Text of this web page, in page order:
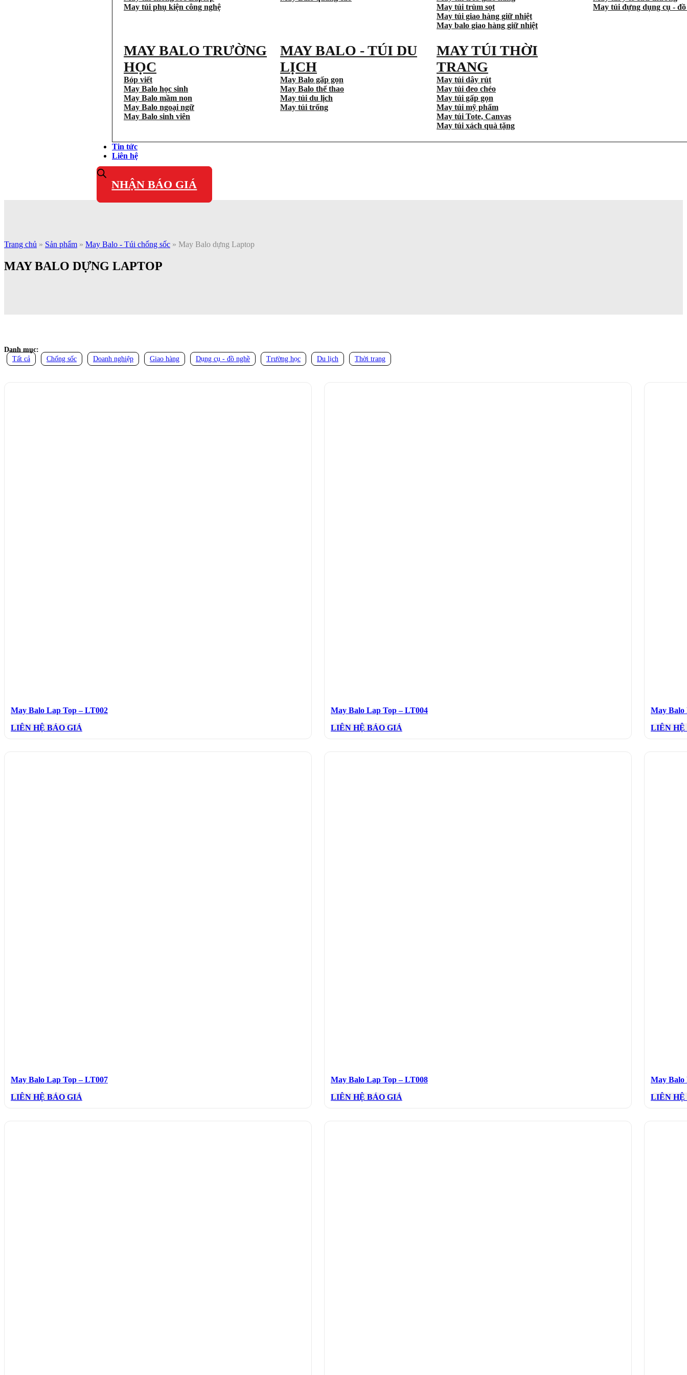
May túi phụ kiện công nghệ
May túi trùm sọt
May túi giao hàng giữ nhiệt
May balo giao hàng giữ nhiệt
May túi đựng dụng cụ - đồ
MAY BALO TRƯỜNG
HỌC
Bóp viết
May Balo học sinh
May Balo mầm non
May Balo ngoại ngữ
May Balo sinh viên
MAY BALO - TÚI DU
LỊCH
May Balo gấp gọn
May Balo thể thao
May túi du lịch
May túi trống
MAY TÚI THỜI
TRANG
May túi dây rút
May túi đeo chéo
May túi gấp gọn
May túi mỹ phẩm
May túi Tote, Canvas
May túi xách quà tặng
Tin tức
Liên hệ
NHẬN BÁO GIÁ
Trang chủ » Sản phẩm » May Balo - Túi chống sốc » May Balo dựng Laptop
MAY BALO DỰNG LAPTOP
Danh mục:
Tất cả
Chống sốc Doanh nghiệp Giao hàng Dụng cụ - đồ nghề Trường học Du lịch Thời trang
May Balo Lap Top – LT002
LIÊN HỆ BÁO GIÁ
May Balo Lap Top – LT004
LIÊN HỆ BÁO GIÁ
May Balo
LIÊN HỆ
May Balo Lap Top – LT007
LIÊN HỆ BÁO GIÁ
May Balo Lap Top – LT008
LIÊN HỆ BÁO GIÁ
May Balo
LIÊN HỆ